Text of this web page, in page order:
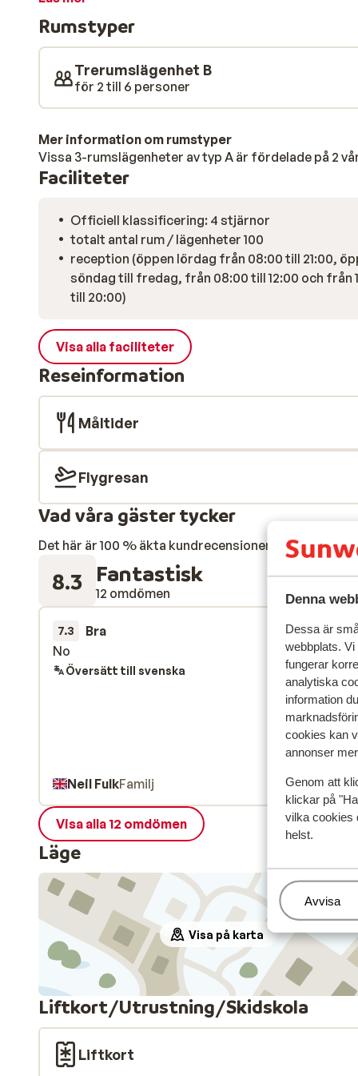
Denna
Dessa är
webbplats.
fungerar
analytiska
information
cookies kan
annonser
Genom att
klickar på
vilka cookies
helst.
Hantera
Avvisa
inomhuspoolen, bastun eller hamamen. Eller ta ett
middag kan du enkelt förbereda en utsökt måltid i
inom gångavstånd från din lägenhet, så du kan
dagen med stil i en av de lokala barerna.
Rumstyper
Trerumslägenhet B
för 2 till 6 personer
Mer information om rumstyper
Vissa 3-rumslägenheter av typ A är fördelade på 2
Faciliteter
Officiell klassificering: 4 stjärnor
totalt antal rum / lägenheter 100
reception (öppen lördag från 08:00 till 21:00,
söndag till fredag, från 08:00 till 12:00 och från
till 20:00)
Visa alla faciliteter
Reseinformation
Måltider
Flygresan
Vad våra gäster tycker
Det här är 100 % äkta kundrecensioner som
8.3 Fantastisk
12 omdömen
7.3 Bra
28 mars
No
No
Översätt till svenska
Neil FulkFamilj
Visa alla 12 omdömen
Läge
Visa på karta
Liftkort/Utrustning/Skidskola
Liftkort